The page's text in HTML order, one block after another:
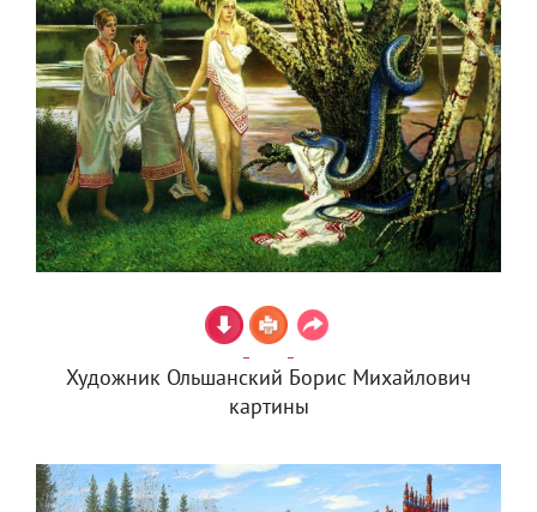
Художник Ольшанский Борис Михайлович
картины